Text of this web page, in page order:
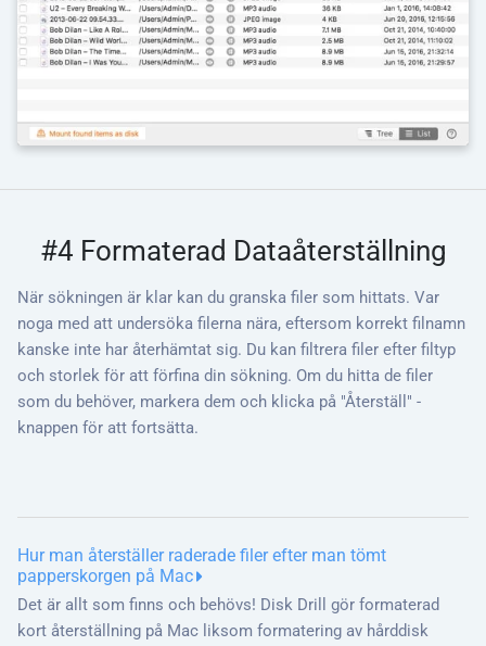
#4 Formaterad Dataåterställning
När sökningen är klar kan du granska filer som hittats. Var
noga med att undersöka filerna nära, eftersom korrekt filnamn
kanske inte har återhämtat sig. Du kan filtrera filer efter filtyp
och storlek för att förfina din sökning. Om du hitta de filer
som du behöver, markera dem och klicka på "Återställ" -
knappen för att fortsätta.
Hur man återställer raderade filer efter man tömt
papperskorgen på Mac
Det är allt som finns och behövs! Disk Drill gör formaterad
kort återställning på Mac liksom formatering av hårddisk